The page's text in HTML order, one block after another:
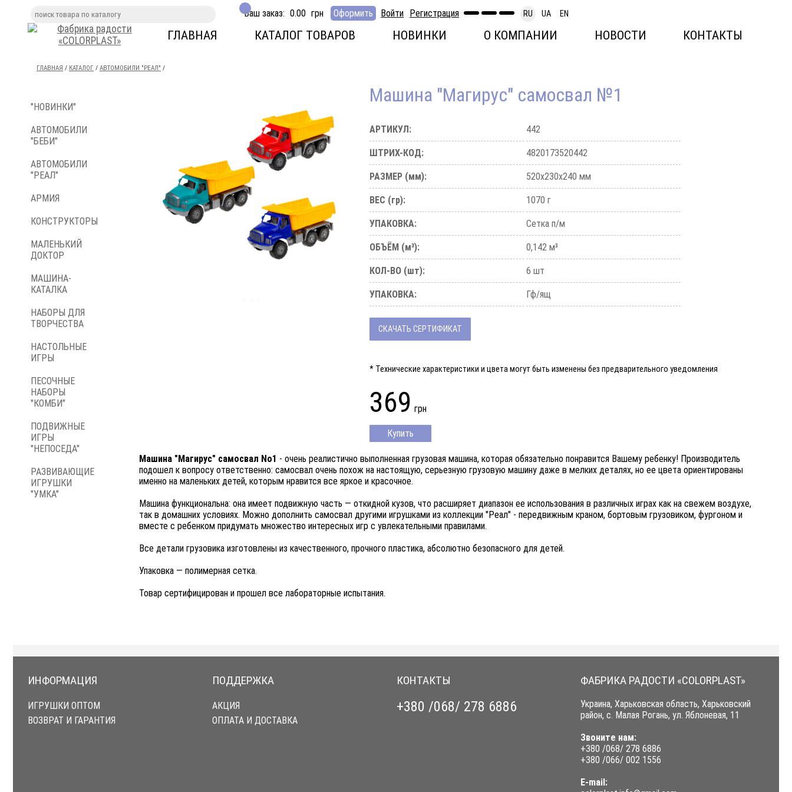
Ваш заказ: 0.00 грн Оформить Войти Регистрация RU UA EN
ГЛАВНАЯ КАТАЛОГ ТОВАРОВ НОВИНКИ О КОМПАНИИ НОВОСТИ КОНТАКТЫ
ГЛАВНАЯ / КАТАЛОГ / АВТОМОБИЛИ "РЕАЛ" /
"НОВИНКИ"
АВТОМОБИЛИ
"БЕБИ"
АВТОМОБИЛИ
"РЕАЛ"
АРМИЯ
КОНСТРУКТОРЫ
МАЛЕНЬКИЙ
ДОКТОР
МАШИНА-
КАТАЛКА
НАБОРЫ ДЛЯ
ТВОРЧЕСТВА
НАСТОЛЬНЫЕ
ИГРЫ
ПЕСОЧНЫЕ
НАБОРЫ
"КОМБИ"
ПОДВИЖНЫЕ
ИГРЫ
"НЕПОСЕДА"
РАЗВИВАЮЩИЕ
ИГРУШКИ
"УМКА"
Машина "Магирус" самосвал №1
АРТИКУЛ: 442
ШТРИХ-КОД: 4820173520442
РАЗМЕР (мм): 520х230х240 мм
ВЕС (гр): 1070 г
УПАКОВКА: Сетка п/м
ОБЪЁМ (м³): 0,142 м³
КОЛ-ВО (шт): 6 шт
УПАКОВКА: Гф/ящ
СКАЧАТЬ СЕРТИФИКАТ
* Технические характеристики и цвета могут быть изменены без предварительного уведомления
369 грн
Купить
Машина "Магирус" самосвал No1 - очень реалистично выполненная грузовая машина, которая обязательно понравится Вашему ребенку! Производитель
подошел к вопросу ответственно: самосвал очень похож на настоящую, серьезную грузовую машину даже в мелких деталях, но ее цвета ориентированы
именно на маленьких детей, которым нравится все яркое и красочное.
Машина функциональна: она имеет подвижную часть — откидной кузов, что расширяет диапазон ее использования в различных играх как на свежем воздухе,
так в домашних условиях. Можно дополнить самосвал другими игрушками из коллекции "Реал" - передвижным краном, бортовым грузовиком, фургоном и
вместе с ребенком придумать множество интересных игр с увлекательными правилами.
Все детали грузовика изготовлены из качественного, прочного пластика, абсолютно безопасного для детей.
Упаковка — полимерная сетка.
Товар сертифицирован и прошел все лабораторные испытания.
ИНФОРМАЦИЯ
ИГРУШКИ ОПТОМ
ВОЗВРАТ И ГАРАНТИЯ
ПОДДЕРЖКА
АКЦИЯ
ОПЛАТА И ДОСТАВКА
КОНТАКТЫ
+380 /068/ 278 6886
ФАБРИКА РАДОСТИ «COLORPLAST»
Украина, Харьковская область, Харьковский
район, с. Малая Рогань, ул. Яблоневая, 11
Звоните нам:
+380 /068/ 278 6886
+380 /066/ 002 1556
E-mail: